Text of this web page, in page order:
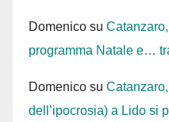
Domenico su
programma Natale e…
Domenico su
dell’ipocrosia) a Lido si